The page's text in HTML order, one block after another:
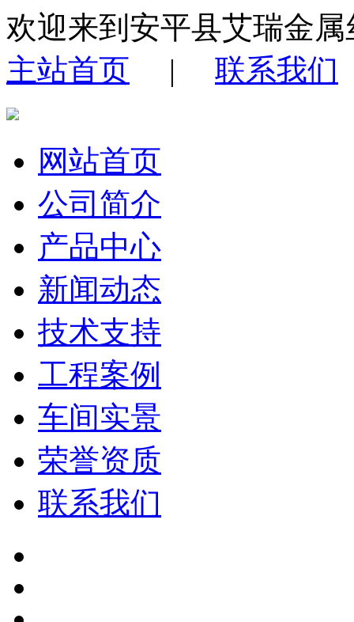
欢迎来到安平县艾瑞金
主站首页 | 联系我们
网站首页
公司简介
产品中心
新闻动态
技术支持
工程案例
车间实景
荣誉资质
联系我们